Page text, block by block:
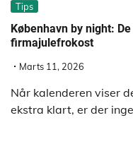
Tips
København by night:
firmajulefrokost
Marts 11, 2026
Når kalenderen viser
ekstra klart, er der